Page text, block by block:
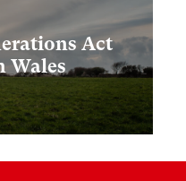
Act
Wales